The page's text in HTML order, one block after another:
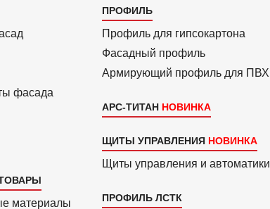
фасада
материалы
Каталог
3
ПРОФИЛЬ
Профиль для гипсо­картона
Фасадный профиль
Армиру­ю­щий профиль для ПВХ
АРС-ТИТАН
ЩИТЫ УПРАВЛЕНИЯ
Щиты управления и автоматики
ПРОФИЛЬ ЛСТК